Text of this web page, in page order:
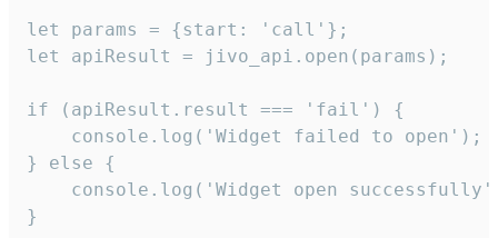
let params = {start: 'call'};
let apiResult = jivo_api.open(params);
if (apiResult.result === 'fail') {
    console.log('Widget failed to open');
} else {
console.log('Widget open
}